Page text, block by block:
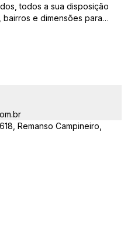
todos a sua disposição
e dimensões para
terrenos, salas
Remanso Campineiro,